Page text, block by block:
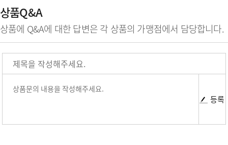
상품Q&A
상품에 Q&A에 대한 답변은 각 상품의 가맹점에서 담당합니다.
등록